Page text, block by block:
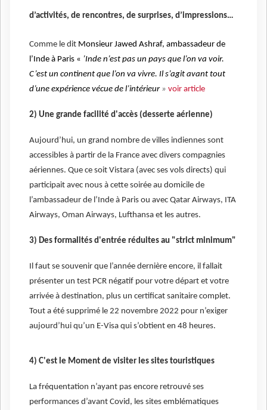
d’activités, de rencontres, de surprises, d’impressions…
Comme le dit Monsieur Jawed Ashraf, ambassadeur de
l’Inde à Paris « ’Inde n’est pas un pays que l’on va voir.
C’est un continent que l’on va vivre. Il s’agit avant tout
d’une expérience vécue de l’intérieur » voir article
2) Une grande facilité d'accès (desserte aérienne)
Aujourd’hui, un grand nombre de villes indiennes sont
accessibles à partir de la France avec divers compagnies
aériennes. Que ce soit Vistara (avec ses vols directs) qui
participait avec nous à cette soirée au domicile de
l’ambassadeur de l’Inde à Paris ou avec Qatar Airways, ITA
Airways, Oman Airways, Lufthansa et les autres.
3) Des formalités d'entrée réduites au "strict minimum"
Il faut se souvenir que l’année dernière encore, il fallait
présenter un test PCR négatif pour votre départ et votre
arrivée à destination, plus un certificat sanitaire complet.
Tout a été supprimé le 22 novembre 2022 pour n’exiger
aujourd’hui qu’un E-Visa qui s’obtient en 48 heures.
4) C'est le Moment de visiter les sites touristiques
La fréquentation n’ayant pas encore retrouvé ses
performances d’avant Covid, les sites emblématiques